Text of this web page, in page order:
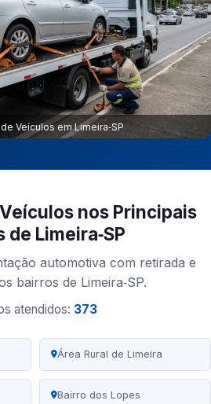
Veículos em Limeira‑SP
nos Principais
de Limeira‑SP
automotiva com retirada e
bairros de Limeira‑SP.
atendidos: 373
Área Rural de Limeira
Bairro dos Lopes